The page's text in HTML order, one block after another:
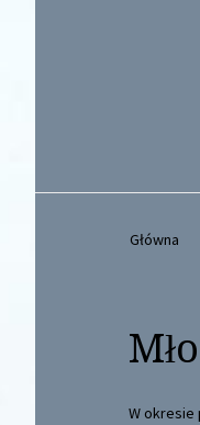
Główna
W okresie